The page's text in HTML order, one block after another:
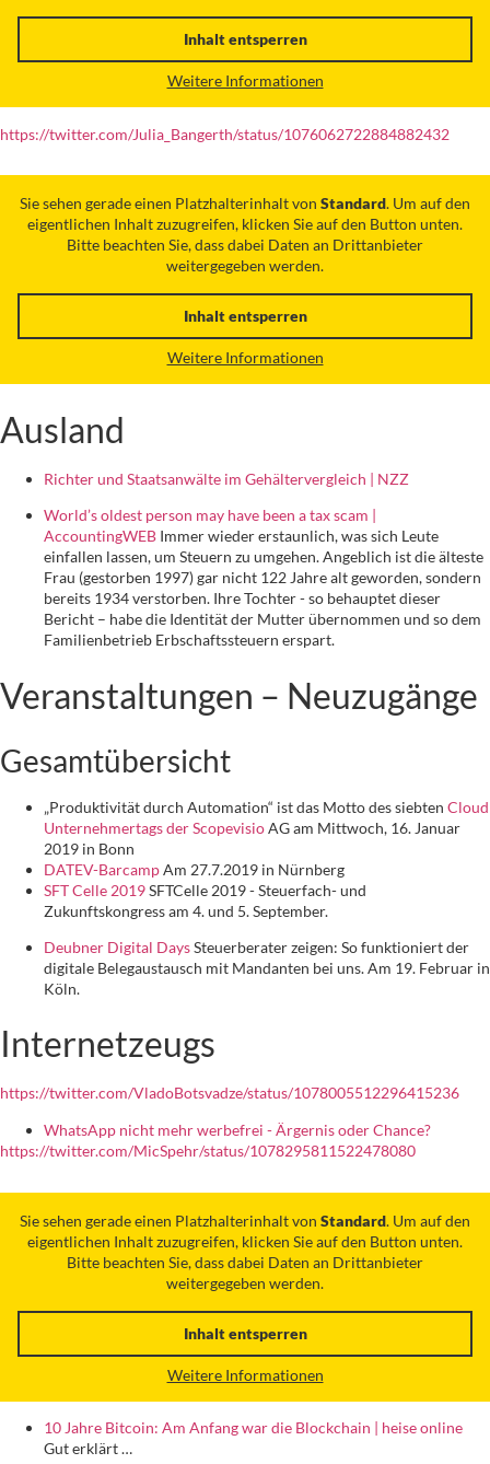
Inhalt entsperren
Weitere Informationen
https://twitter.com/Julia_Bangerth/status/1076062722884882432
Sie sehen gerade einen Platzhalterinhalt von Standard. Um auf den
eigentlichen Inhalt zuzugreifen, klicken Sie auf den Button unten.
Bitte beachten Sie, dass dabei Daten an Drittanbieter
weitergegeben werden.
Inhalt entsperren
Weitere Informationen
Ausland
Richter und Staatsanwälte im Gehältervergleich | NZZ
World’s oldest person may have been a tax scam |
AccountingWEB Immer wieder erstaunlich, was sich Leute
einfallen lassen, um Steuern zu umgehen. Angeblich ist die älteste
Frau (gestorben 1997) gar nicht 122 Jahre alt geworden, sondern
bereits 1934 verstorben. Ihre Tochter - so behauptet dieser
Bericht – habe die Identität der Mutter übernommen und so dem
Familienbetrieb Erbschaftssteuern erspart.
Veranstaltungen – Neuzugänge
Gesamtübersicht
„Produktivität durch Automation“ ist das Motto des siebten Cloud
Unternehmertags der ScopevisioAG am Mittwoch, 16. Januar
2019 in Bonn
DATEV-BarcampAm 27.7.2019 in Nürnberg
SFT Celle 2019SFTCelle 2019 - Steuerfach- und
Zukunftskongress am 4. und 5. September.
Deubner Digital DaysSteuerberater zeigen: So funktioniert der
digitale Belegaustausch mit Mandanten bei uns. Am 19. Februar in
Köln.
Internetzeugs
https://twitter.com/VladoBotsvadze/status/1078005512296415236
WhatsApp nicht mehr werbefrei - Ärgernis oder Chance?
https://twitter.com/MicSpehr/status/1078295811522478080
Sie sehen gerade einen Platzhalterinhalt von Standard. Um auf den
eigentlichen Inhalt zuzugreifen, klicken Sie auf den Button unten.
Bitte beachten Sie, dass dabei Daten an Drittanbieter
weitergegeben werden.
Inhalt entsperren
Weitere Informationen
10 Jahre Bitcoin: Am Anfang war die Blockchain | heise online
Gut erklärt …